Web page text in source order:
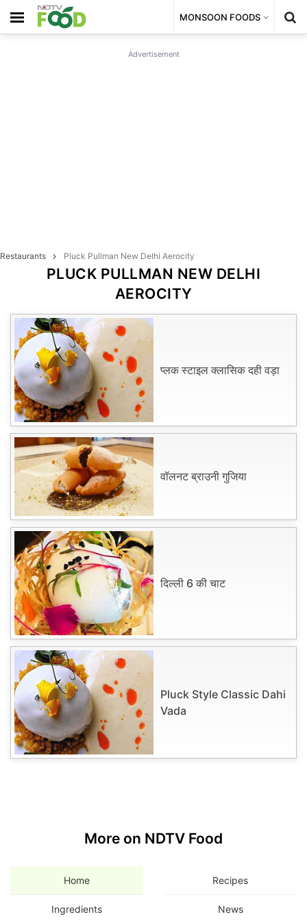
MONSOON FOODS
Advertisement
Restaurants Pluck Pullman New Delhi Aerocity
PLUCK PULLMAN NEW DELHI
AEROCITY
प्लक स्टाइल क्लासिक दही वड़ा
वॉलनट ब्राउनी गुजिया
दिल्ली 6 की चाट
Pluck Style Classic Dahi
Vada
More on NDTV Food
Home Recipes
Ingredients News